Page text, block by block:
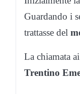
Guardando i
trattasse del
La chiamata
Trentino